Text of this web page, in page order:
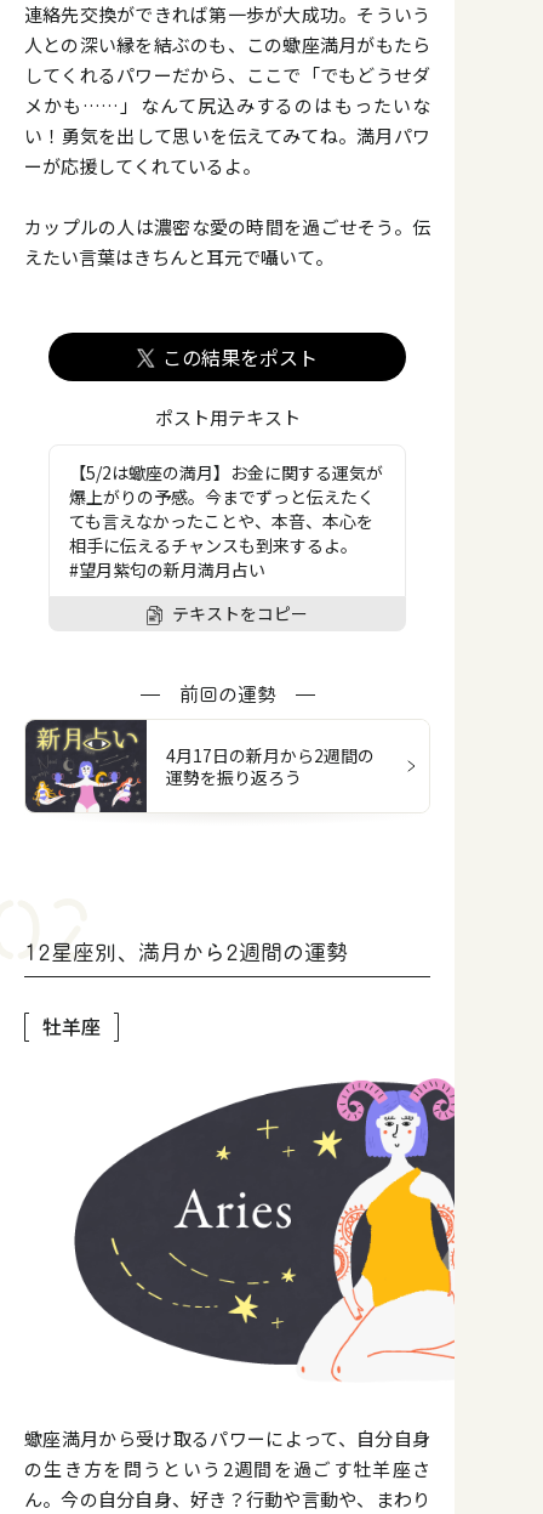
連絡先交換ができれば第一歩が大成功。そういう
人との深い縁を結ぶのも、この蠍座満月がもたら
してくれるパワーだから、ここで「でもどうせダ
メかも……」なんて尻込みするのはもったいな
い！勇気を出して思いを伝えてみてね。満月パワ
ーが応援してくれているよ。
カップルの人は濃密な愛の時間を過ごせそう。伝
えたい言葉はきちんと耳元で囁いて。
この結果をポスト
ポスト用テキスト
【5/2は蠍座の満月】お金に関する運気が
爆上がりの予感。今までずっと伝えたく
ても言えなかったことや、本音、本心を
相手に伝えるチャンスも到来するよ。
#望月紫匂の新月満月占い
テキストをコピー
前回の運勢
4月17日の新月から2週間の
運勢を振り返ろう
12星座別、満月から2週間の運勢
牡羊座
蠍座満月から受け取るパワーによって、自分自身
の生き方を問うという2週間を過ごす牡羊座さ
ん。今の自分自身、好き？行動や言動や、まわり